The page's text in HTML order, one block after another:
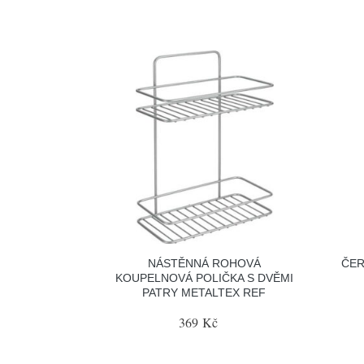
NÁSTĚNNÁ ROHOVÁ
KOUPELNOVÁ POLIČKA S DVĚMI
PATRY METALTEX REF
369 Kč